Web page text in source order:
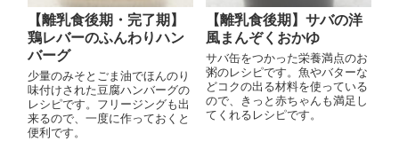
【離乳食後期・完了期】
鶏レバーのふんわりハン
バーグ
少量のみそとごま油でほんのり
味付けされた豆腐ハンバーグの
レシピです。フリージングも出
来るので、一度に作っておくと
便利です。
【離乳食後期】サバの洋
風まんぞくおかゆ
サバ缶をつかった栄養満点のお
粥のレシピです。魚やバターな
どコクの出る材料を使っている
ので、きっと赤ちゃんも満足し
てくれるレシピです。